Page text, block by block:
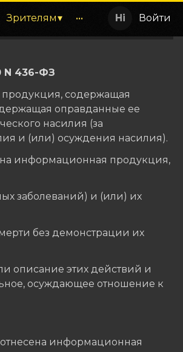
Зрителям ••• Войти
N 436-ФЗ
содержащая
оправданные ее
насилия (за
и (или) осуждения насилия).
информационная продукция,
заболеваний) и (или) их
без демонстрации их
описание этих действий и
осуждающее отношение к
информационная